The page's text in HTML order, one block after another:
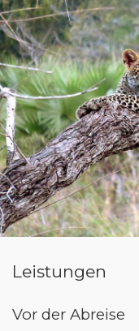
Leistungen
Vor der Abreise